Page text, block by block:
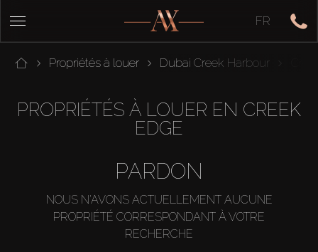
FR
Propriétés à louer Dubai Creek Harbour
PROPRIÉTÉS À LOUER EN CREEK
EDGE
PARDON
NOUS N'AVONS ACTUELLEMENT AUCUNE
PROPRIÉTÉ CORRESPONDANT À VOTRE
RECHERCHE